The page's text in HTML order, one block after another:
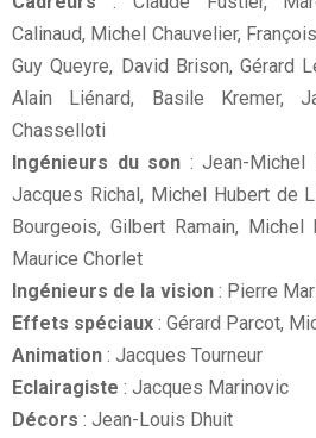
Calinaud, Michel Chauvelier,
Guy Queyre, David Brison, Gérard
Alain Liénard, Basile Kremer,
Chasselloti
Ingénieurs du son : Jean-Michel
Jacques Richal, Michel Hubert de
Bourgeois, Gilbert Ramain, Michel
Maurice Chorlet
Ingénieurs de la vision : Pierre
Effets spéciaux : Gérard Parcot,
Animation : Jacques Tourneur
Eclairagiste : Jacques Marinovic
Décors : Jean-Louis Dhuit